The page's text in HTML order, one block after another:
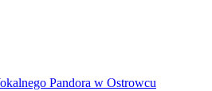
Pandora w Ostrowcu